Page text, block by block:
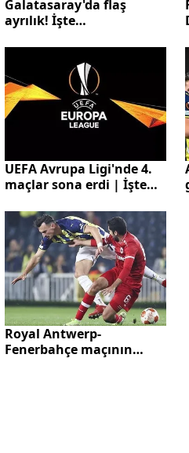
Galatasaray'da flaş
ayrılık! İşte
takımı
UEFA Avrupa Ligi'nde 4.
maçlar sona erdi | İşte
Royal Antwerp-
Fenerbahçe maçının